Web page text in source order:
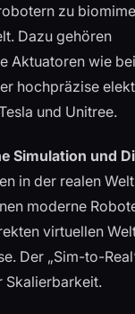
zu
Dazu gehören
Aktuatoren wie
hochpräzise
und Unitree.
Simulation und
in der realen
moderne
virtuellen
Der „Sim-to-
Skalierbarkeit.